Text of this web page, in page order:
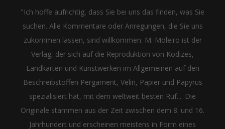
"Ich hoffe aufrichtig, dass Sie bei uns das finden, was Sie
suchen. Alle Kommentare oder Anregungen, die Sie uns
zukommen lassen, sind willkommen. M. Moleiro ist der
Verlag, der sich auf die Reproduktion von Kodizes,
Landkarten und Kunstwerken im Allgemeinen auf den
Beschreibstoffen Pergament, Velin, Papier und Papyrus
spezialisiert hat, mit dem weltweit besten Ruf.... Die
Originale stammen aus der Zeit zwischen dem 8. und 16.
Jahrhundert und erscheinen meistens in Form eines